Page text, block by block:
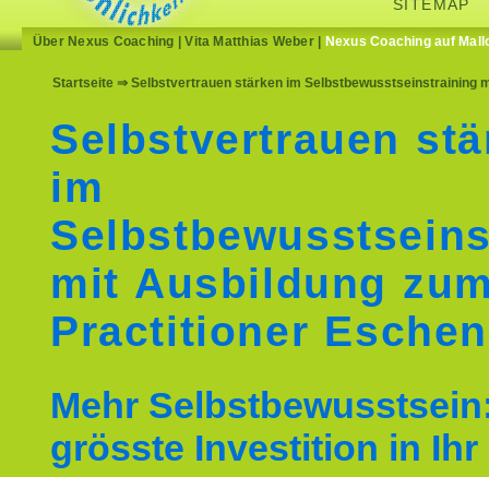
SITEMAP
Über Nexus Coaching |Vita Matthias Weber| Nexus Coaching auf
Startseite ⇒ Selbstvertrauen stärken im Selbstbewusstseinstraining
Selbstvertrauen
im
mit Ausbildung
Practitioner
Mehr
grösste Investition in Ihr